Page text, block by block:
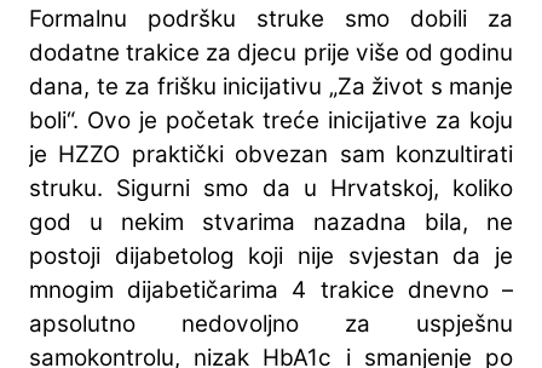
Formalnu podršku struke smo dobili za
dodatne trakice za djecu prije više od godinu
dana, te za frišku inicijativu „Za život s manje
boli“. Ovo je početak treće inicijative za koju
je HZZO praktički obvezan sam konzultirati
struku. Sigurni smo da u Hrvatskoj, koliko
god u nekim stvarima nazadna bila, ne
postoji dijabetolog koji nije svjestan da je
mnogim dijabetičarima 4 trakice dnevno –
apsolutno nedovoljno za uspješnu
samokontrolu, nizak HbA1c i smanjenje po